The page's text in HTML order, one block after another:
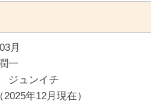
月
一
ジュンイチ
2025年12月現在）